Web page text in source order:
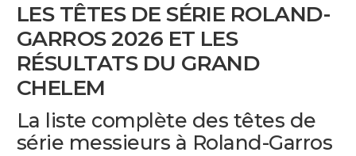
LES TÊTES DE SÉRIE ROLAND-
GARROS 2026 ET LES
RÉSULTATS DU GRAND
CHELEM
La liste complète des têtes de
série messieurs à Roland-Garros